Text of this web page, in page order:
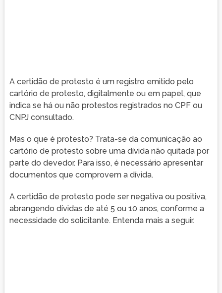
A certidão de protesto é um registro emitido pelo
cartório de protesto, digitalmente ou em papel, que
indica se há ou não protestos registrados no CPF ou
CNPJ consultado.
Mas o que é protesto? Trata-se da comunicação ao
cartório de protesto sobre uma dívida não quitada por
parte do devedor. Para isso, é necessário apresentar
documentos que comprovem a dívida.
A certidão de protesto pode ser negativa ou positiva,
abrangendo dívidas de até 5 ou 10 anos, conforme a
necessidade do solicitante. Entenda mais a seguir.